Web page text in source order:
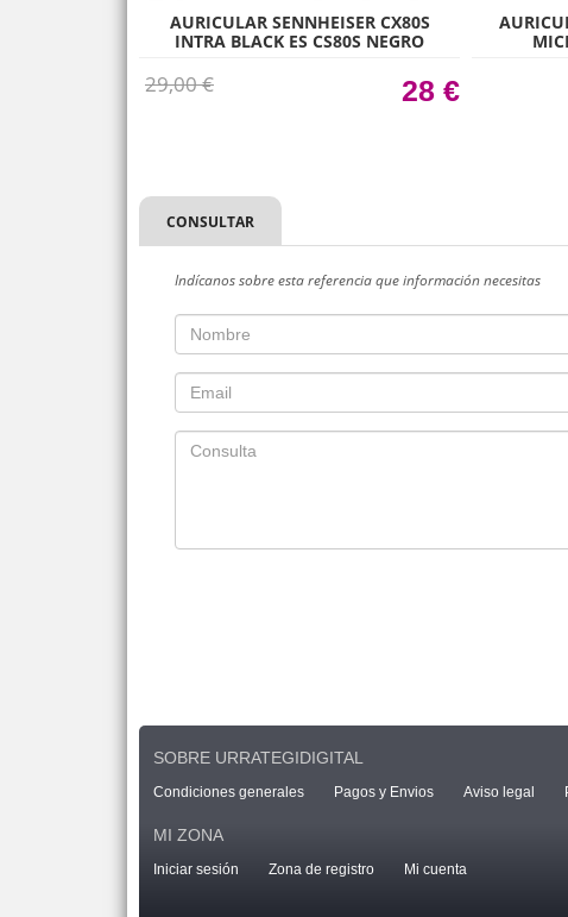
AURICULAR SENNHEISER CX80S
INTRA BLACK ES CS80S NEGRO
29,00 € 28 €
CONSULTAR
Indícanos sobre esta referencia que información necesitas
SOBRE URRATEGIDIGITAL
Condiciones generales Pagos y Envios Aviso legal
MI ZONA
Iniciar sesión Zona de registro Mi cuenta